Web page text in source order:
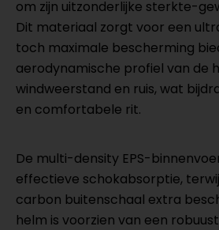
om zijn uitzonderlijke sterkte-
Dit materiaal zorgt voor een
toch maximale bescherming
aerodynamische profiel van de
windweerstand en ruis, wat
en comfortabele rit.
De multi-density EPS-
effectieve schokabsorptie,
carbon buitenschaal extra
helm is voorzien van een